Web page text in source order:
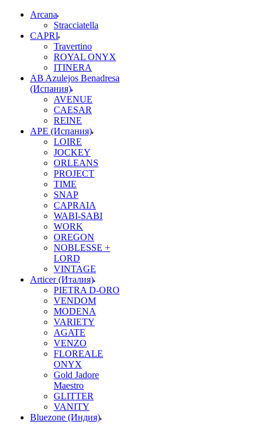
Arcana
Stracciatella
CAPRI
Travertino
ROYAL ONYX
ITINERA
AB Azulejos Benadresa
(Испания)
AVENUE
CAESAR
REINE
APE (Испания)
LOIRE
JOCKEY
ORLEANS
PROJECT
TIME
SNAP
CAPRAIA
WABI-SABI
WORK
OREGON
NOBLESSE +
LORD
VINTAGE
Articer (Италия)
PIETRA D-ORO
VENDOM
MODENA
VARIETY
AGATE
VENZO
FLOREALE
ONYX
Gold Jadore
Maestro
GLITTER
VANITY
Bluezone (Индия)